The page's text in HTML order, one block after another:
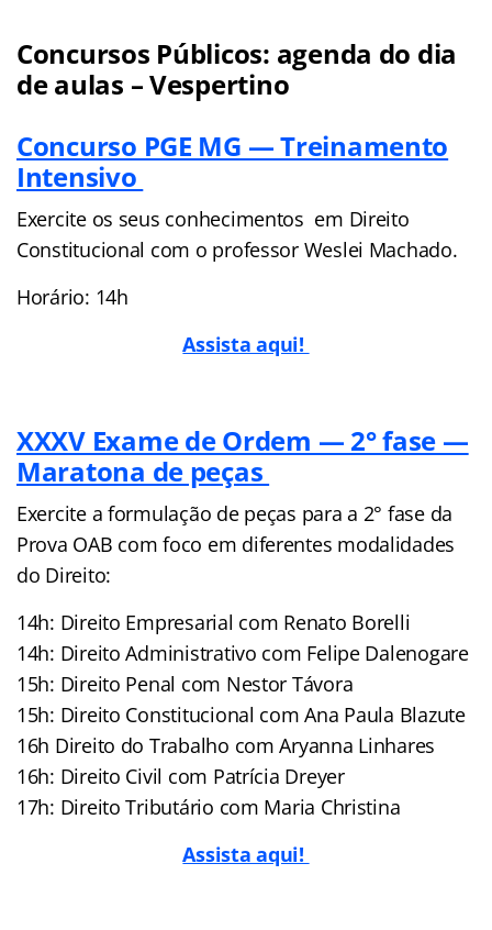
Concursos Públicos: agenda do dia
de aulas – Vespertino
Concurso PGE MG — Treinamento
Intensivo
Exercite os seus conhecimentos em Direito
Constitucional com o professor Weslei Machado.
Horário: 14h
Assista aqui!
XXXV Exame de Ordem — 2° fase —
Maratona de peças
Exercite a formulação de peças para a 2° fase da
Prova OAB com foco em diferentes modalidades
do Direito:
14h: Direito Empresarial com Renato Borelli
14h: Direito Administrativo com Felipe Dalenogare
15h: Direito Penal com Nestor Távora
15h: Direito Constitucional com Ana Paula Blazute
16h Direito do Trabalho com Aryanna Linhares
16h: Direito Civil com Patrícia Dreyer
17h: Direito Tributário com Maria Christina
Assista aqui!